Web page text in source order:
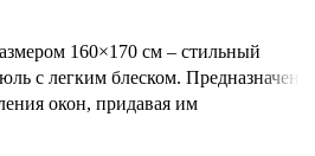
160×170 см – стильный
с легким блеском. Предназначен
окон, придавая им